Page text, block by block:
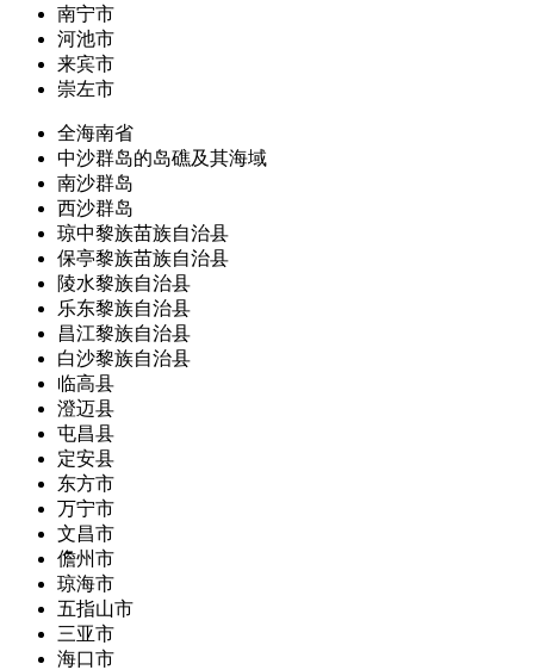
南宁市
河池市
来宾市
崇左市
全海南省
中沙群岛的岛礁及其海域
南沙群岛
西沙群岛
琼中黎族苗族自治县
保亭黎族苗族自治县
陵水黎族自治县
乐东黎族自治县
昌江黎族自治县
白沙黎族自治县
临高县
澄迈县
屯昌县
定安县
东方市
万宁市
文昌市
儋州市
琼海市
五指山市
三亚市
海口市